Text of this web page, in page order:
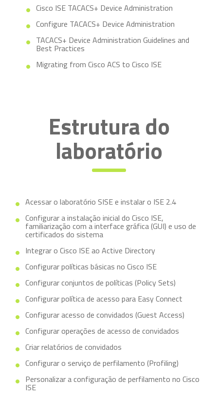
Cisco ISE TACACS+ Device Administration
Configure TACACS+ Device Administration
TACACS+ Device Administration Guidelines and
Best Practices
Migrating from Cisco ACS to Cisco ISE
Estrutura do
laboratório
Acessar o laboratório SISE e instalar o ISE 2.4
Configurar a instalação inicial do Cisco ISE,
familiarização com a interface gráfica (GUI) e uso de
certificados do sistema
Integrar o Cisco ISE ao Active Directory
Configurar políticas básicas no Cisco ISE
Configurar conjuntos de políticas (Policy Sets)
Configurar política de acesso para Easy Connect
Configurar acesso de convidados (Guest Access)
Configurar operações de acesso de convidados
Criar relatórios de convidados
Configurar o serviço de perfilamento (Profiling)
Personalizar a configuração de perfilamento no Cisco
ISE